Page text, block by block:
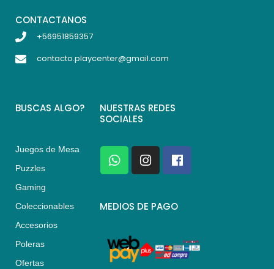
CONTACTANOS
+56951859357
contacto.playcenter@gmail.com
BUSCAS ALGO?
Juegos de Mesa
Puzzles
Gaming
Coleccionables
Accesorios
Poleras
Ofertas
NUESTRAS REDES
SOCIALES
W
h
a
s
p
I
n
s
a
a
m
F
a
c
b
k
MEDIOS DE PAGO